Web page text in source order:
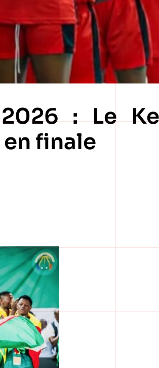
: Le
finale